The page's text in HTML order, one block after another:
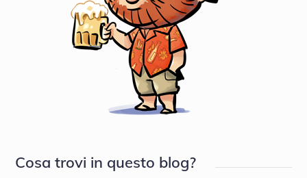
Cosa trovi in questo blog?